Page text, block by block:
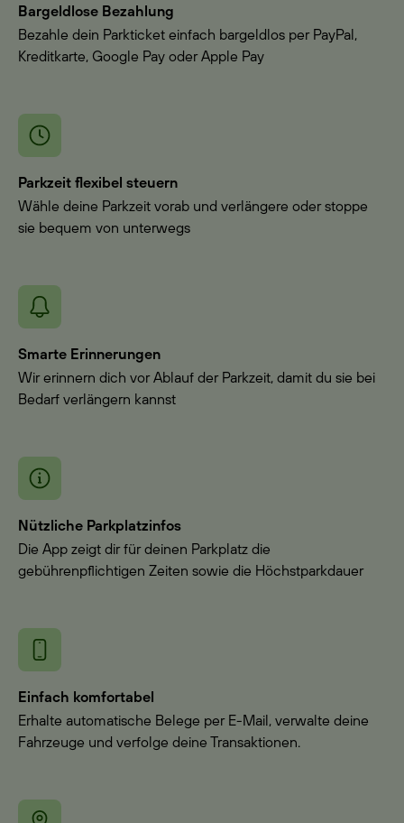
Bargeldlose Bezahlung
Bezahle dein Parkticket einfach bargeldlos per PayPal,
Kreditkarte, Google Pay oder Apple Pay
Parkzeit flexibel steuern
Wähle deine Parkzeit vorab und verlängere oder stoppe
sie bequem von unterwegs
Smarte Erinnerungen
Wir erinnern dich vor Ablauf der Parkzeit, damit du sie bei
Bedarf verlängern kannst
Nützliche Parkplatzinfos
Die App zeigt dir für deinen Parkplatz die
gebührenpflichtigen Zeiten sowie die Höchstparkdauer
Einfach komfortabel
Erhalte automatische Belege per E-Mail, verwalte deine
Fahrzeuge und verfolge deine Transaktionen.